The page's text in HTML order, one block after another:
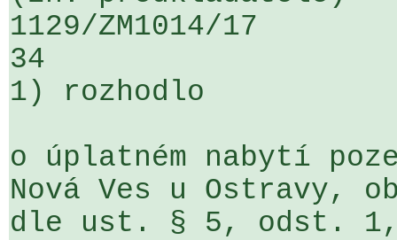
1129/ZM1014/17
34
1) rozhodlo
o úplatném nabytí
Nová Ves u Ostravy,
dle ust. § 5, odst. 1,